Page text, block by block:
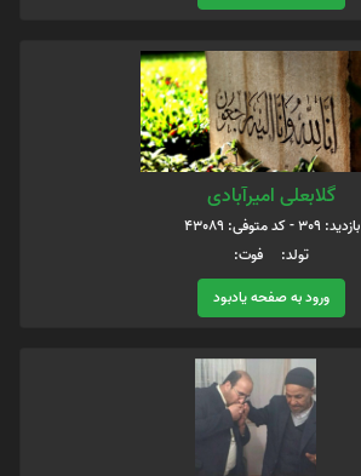
گلابعلی امیرآبادی
بازدید: 309 - کد متوفی: 43089
تولد: فوت:
ورود به صفحه یادبود